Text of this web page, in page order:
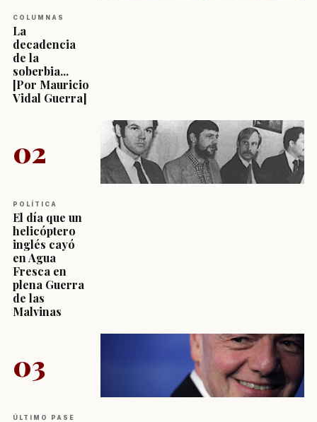
COLUMNAS
La
decadencia
de la
soberbia...
[Por Mauricio
Vidal Guerra]
02
POLÍTICA
El día que un
helicóptero
inglés cayó
en Agua
Fresca en
plena Guerra
de las
Malvinas
03
ÚLTIMO PASE